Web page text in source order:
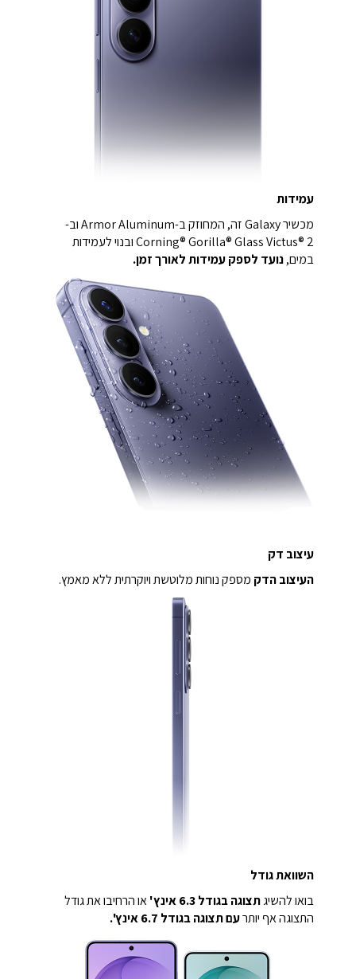
עמידות
מכשיר Galaxy זה, המחוזק ב-Armor Aluminum וב-
Corning® Gorilla® Glass Victus® 2 ובנוי לעמידות
במים,נועד לספק עמידות לאורך זמן.
עיצוב דק
העיצוב הדק מספק נוחות מלוטשת ויוקרתית ללא מאמץ.
השוואת גודל
בואו להשיגתצוגה בגודל 6.3 אינץ'
או הרחיבו את גודל
התצוגה אף יותרעם תצוגה בגודל 6.7 אינץ'.